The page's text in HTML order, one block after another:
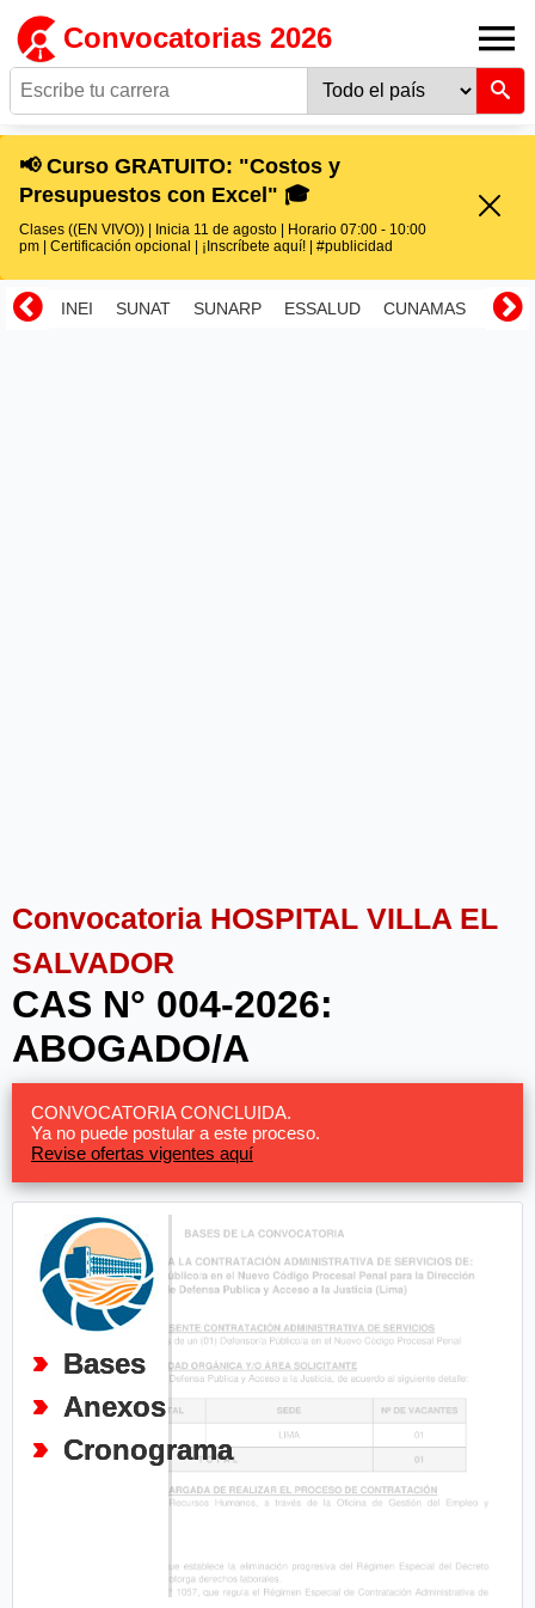
Convocatorias 2026
📢 Curso GRATUITO: "Costos y
Presupuestos con Excel" 🎓
Clases ((EN VIVO)) | Inicia 11 de agosto | Horario 07:00 - 10:00
pm | Certificación opcional | ¡Inscríbete aquí! | #publicidad
INEI SUNAT SUNARP ESSALUD CUNAMAS
Convocatoria HOSPITAL VILLA EL
SALVADOR
CAS N° 004-2026:
ABOGADO/A
CONVOCATORIA CONCLUIDA.
Ya no puede postular a este proceso.
Revise ofertas vigentes aquí
Bases
Anexos
Cronograma